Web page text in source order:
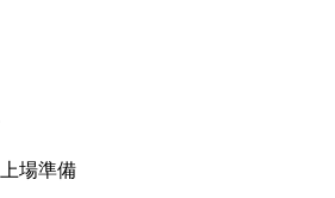
場準備